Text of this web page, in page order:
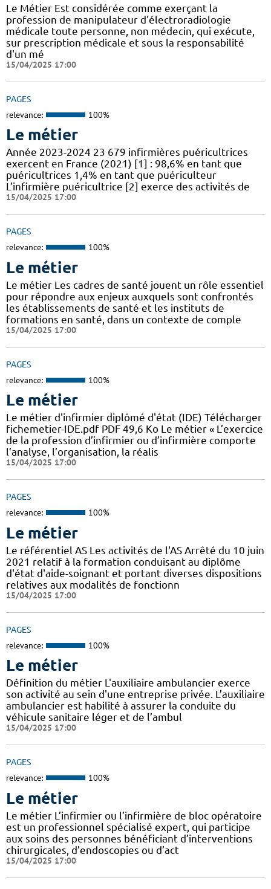
Le Métier Est considérée comme exerçant la
profession de manipulateur d'électroradiologie
médicale toute personne, non médecin, qui exécute,
sur prescription médicale et sous la responsabilité
d'un mé
15/04/2025 17:00
PAGES
relevance: 100%
Le métier
Année 2023-2024 23 679 infirmières puéricultrices
exercent en France (2021) [1] : 98,6% en tant que
puéricultrices 1,4% en tant que puériculteur
L’infirmière puéricultrice [2] exerce des activités de
15/04/2025 17:00
PAGES
relevance: 100%
Le métier
Le métier Les cadres de santé jouent un rôle essentiel
pour répondre aux enjeux auxquels sont confrontés
les établissements de santé et les instituts de
formations en santé, dans un contexte de comple
15/04/2025 17:00
PAGES
relevance: 100%
Le métier
Le métier d'infirmier diplômé d'état (IDE) Télécharger
fichemetier-IDE.pdf PDF 49,6 Ko Le métier « L’exercice
de la profession d’infirmier ou d’infirmière comporte
l’analyse, l’organisation, la réalis
15/04/2025 17:00
PAGES
relevance: 100%
Le métier
Le référentiel AS Les activités de l'AS Arrêté du 10 juin
2021 relatif à la formation conduisant au diplôme
d'état d'aide-soignant et portant diverses dispositions
relatives aux modalités de fonctionn
15/04/2025 17:00
PAGES
relevance: 100%
Le métier
Définition du métier L'auxiliaire ambulancier exerce
son activité au sein d'une entreprise privée. L’auxiliaire
ambulancier est habilité à assurer la conduite du
véhicule sanitaire léger et de l’ambul
15/04/2025 17:00
PAGES
relevance: 100%
Le métier
Le métier L’infirmier ou l’infirmière de bloc opératoire
est un professionnel spécialisé expert, qui participe
aux soins des personnes bénéficiant d’interventions
chirurgicales, d’endoscopies ou d’act
15/04/2025 17:00